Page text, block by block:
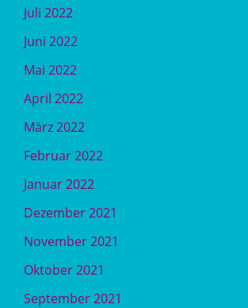
Juli 2022
Juni 2022
Mai 2022
April 2022
März 2022
Februar 2022
Januar 2022
Dezember 2021
November 2021
Oktober 2021
September 2021